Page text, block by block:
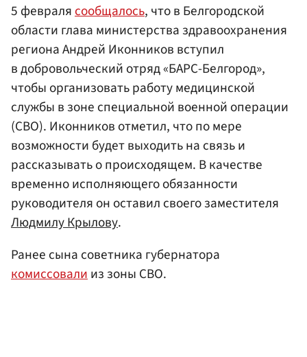
5 февраля сообщалось, что в Белгородской
области глава министерства здравоохранения
региона Андрей Иконников вступил
в добровольческий отряд «БАРС-Белгород»,
чтобы организовать работу медицинской
службы в зоне специальной военной операции
(СВО). Иконников отметил, что по мере
возможности будет выходить на связь и
рассказывать о происходящем. В качестве
временно исполняющего обязанности
руководителя он оставил своего заместителя
Людмилу Крылову.
Ранее сына советника губернатора
комиссовалииз зоны СВО.